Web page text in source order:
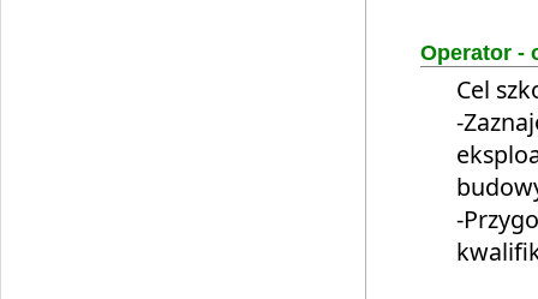
Operator -
Cel
-
-